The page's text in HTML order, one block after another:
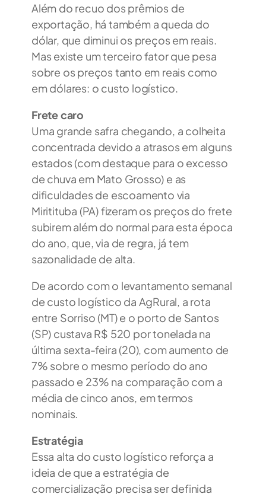
Além do recuo dos prêmios de
exportação, há também a queda do
dólar, que diminui os preços em reais.
Mas existe um terceiro fator que pesa
sobre os preços tanto em reais como
em dólares: o custo logístico.
Frete caro
Uma grande safra chegando, a colheita
concentrada devido a atrasos em alguns
estados (com destaque para o excesso
de chuva em Mato Grosso) e as
dificuldades de escoamento via
Miritituba (PA) fizeram os preços do frete
subirem além do normal para esta época
do ano, que, via de regra, já tem
sazonalidade de alta.
De acordo com o levantamento semanal
de custo logístico da AgRural, a rota
entre Sorriso (MT) e o porto de Santos
(SP) custava R$ 520 por tonelada na
última sexta-feira (20), com aumento de
7% sobre o mesmo período do ano
passado e 23% na comparação com a
média de cinco anos, em termos
nominais.
Estratégia
Essa alta do custo logístico reforça a
ideia de que a estratégia de
comercialização precisa ser definida